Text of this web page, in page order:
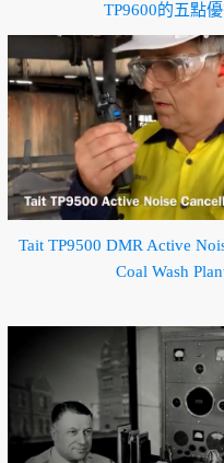
TP9600的五點
Tait TP9500 DMR Active
Coal Wash